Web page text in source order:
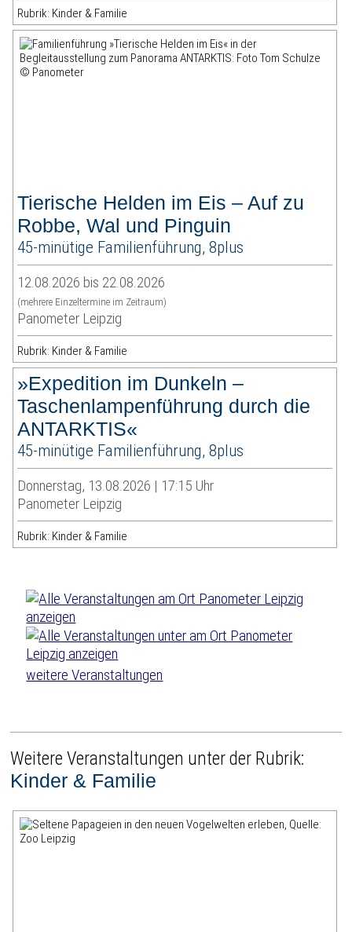
Rubrik: Kinder & Familie
Tierische Helden im Eis – Auf zu
Robbe, Wal und Pinguin
45-minütige Familienführung, 8plus
12.08.2026 bis 22.08.2026
(mehrere Einzeltermine im Zeitraum)
Panometer Leipzig
Rubrik: Kinder & Familie
»Expedition im Dunkeln –
Taschenlampenführung durch die
ANTARKTIS«
45-minütige Familienführung, 8plus
Donnerstag, 13.08.2026 | 17:15 Uhr
Panometer Leipzig
Rubrik: Kinder & Familie
weitere Veranstaltungen
Weitere Veranstaltungen unter der Rubrik:
Kinder & Familie